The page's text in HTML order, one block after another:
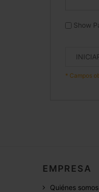
Show
EMPRESA
Quiénes somos